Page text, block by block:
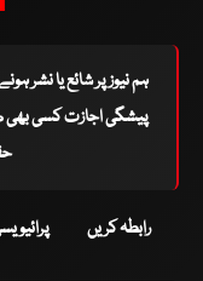
ہم نیوز پر شائع یا نشر
پیشگی اجازت کسی بھی
رابطہ کریں